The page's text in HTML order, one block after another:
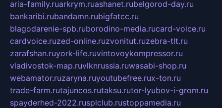
aria-family.ruarkrym.ruashanet.rubelgorod-day.ru
bankaribi.rubandamn.rubigfatcc.ru
blagodarenie-spb.ruborodino-media.rucard-voice.ru
cardvoice.ruzed-online.ruzvonitut.ruzebra-tlt.ru
zarafshan.ruyork-life.ruvintovoykompressor.ru
vladivostok-map.ruvlknrussia.ruwasabi-shop.ru
webamator.ruzaryna.ruyoutubefree.rux-ton.ru
trade-farm.rutajuncos.rutaksu.rutor-lyubov-i-grom.ru
spayderhed-2022.rusplclub.rustoppamedia.ru